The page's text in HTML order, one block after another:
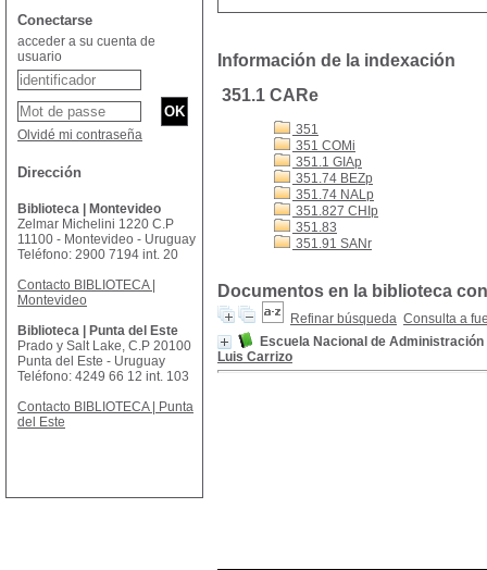
Información de la indexación
351.1 CARe
351
351 COMi
351.1 GIAp
351.74 BEZp
351.74 NALp
351.827 CHIp
351.83
351.91 SANr
Documentos en la biblioteca
Refinar búsqueda Consulta a
Escuela Nacional de
Luis Carrizo
Conectarse
acceder a su cuenta de
usuario
Olvidé mi contraseña
Dirección
Biblioteca | Montevideo
Zelmar Michelini 1220 C.P
11100 - Montevideo - Uruguay
Teléfono: 2900 7194 int. 20
Contacto BIBLIOTECA |
Montevideo
Biblioteca | Punta del Este
Prado y Salt Lake, C.P 20100
Punta del Este - Uruguay
Teléfono: 4249 66 12 int. 103
Contacto BIBLIOTECA | Punta
del Este